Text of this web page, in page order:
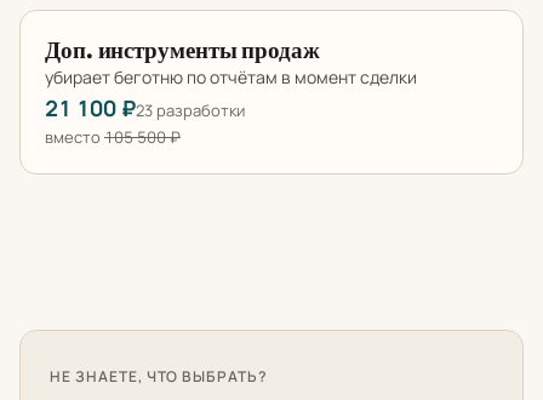
Доп. инструменты продаж
убирает беготню по отчётам в момент сделки
21 100 ₽23 разработки
вместо 105 500 ₽
НЕ ЗНАЕТЕ, ЧТО ВЫБРАТЬ?